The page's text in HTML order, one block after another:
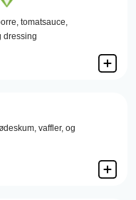
tomatsauce,
dressing
vaffler, og